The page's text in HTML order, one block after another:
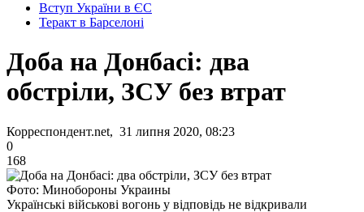
Вступ України в ЄС
Теракт в Барселоні
Доба на Донбасі: два
обстріли, ЗСУ без втрат
Корреспондент.net, 31 липня 2020, 08:23
0
168
Фото: Минобороны Украины
Українські військові вогонь у відповідь не відкривали